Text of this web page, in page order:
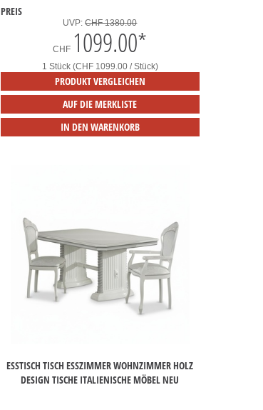
PREIS
UVP:CHF 1380.00
CHF 1099.00*
1 Stück (CHF 1099.00 / Stück)
PRODUKT VERGLEICHEN
AUF DIE MERKLISTE
IN DEN WARENKORB
ESSTISCH TISCH ESSZIMMER WOHNZIMMER HOLZ
DESIGN TISCHE ITALIENISCHE MÖBEL NEU